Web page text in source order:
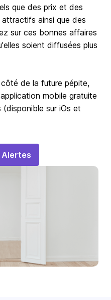
que des prix et des
ainsi que des
sur ces bonnes affaires
soient diffusées plus
de la future pépite,
mobile gratuite
sur iOs et
Alertes